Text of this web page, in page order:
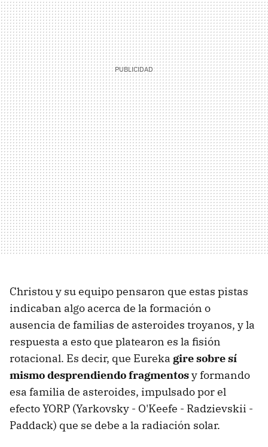
Christou y su equipo pensaron que estas pistas
indicaban algo acerca de la formación o
ausencia de familias de asteroides troyanos, y la
respuesta a esto que platearon es la fisión
rotacional. Es decir, que Eureka gire sobre sí
mismo desprendiendo fragmentosy formando
esa familia de asteroides, impulsado por el
efecto YORP (Yarkovsky - O'Keefe - Radzievskii -
Paddack) que se debe a la radiación solar.